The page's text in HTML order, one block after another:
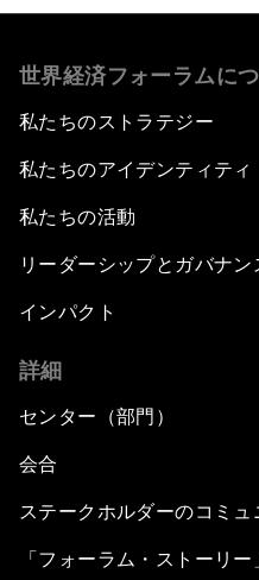
世界経済フォーラムに
私たちのストラテジー
私たちのアイデンティティ
私たちの活動
リーダーシップとガバナン
インパクト
詳細
センター（部門）
会合
ステークホルダーのコミュ
「フォーラム・ストーリー